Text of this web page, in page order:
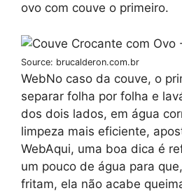
ovo com couve o primeiro.
Source: brucalderon.com.br
WebNo caso da couve, o
separar folha por folha e
dos dois lados, em água
limpeza mais eficiente,
WebAqui, uma boa dica é
um pouco de água para
fritam, ela não acabe